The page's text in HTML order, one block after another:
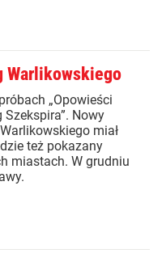
Warlikowskiego
„Opowieści
Szekspira”. Nowy
miał
też pokazany
miastach. W grudniu